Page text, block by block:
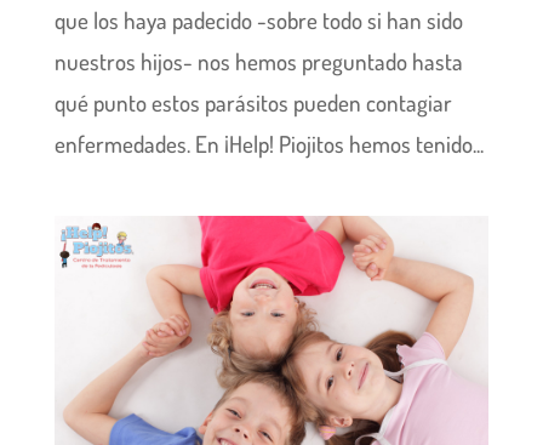
que los haya padecido -sobre todo si han sido
nuestros hijos- nos hemos preguntado hasta
qué punto estos parásitos pueden contagiar
enfermedades. En ¡Help! Piojitos hemos tenido...